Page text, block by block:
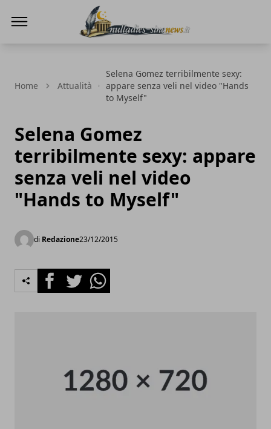
Home Attualità
Selena Gomez terribilmente sexy:
appare senza veli nel video "Hands
to Myself"
Selena Gomez
terribilmente sexy: appare
senza veli nel video
"Hands to Myself"
di Redazione23/12/2015
FacebookTwitterWhatsapp